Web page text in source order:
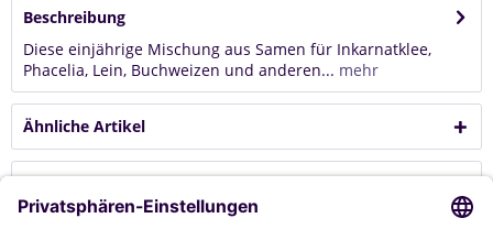
Beschreibung
Diese einjährige Mischung aus Samen für Inkarnatklee,
Phacelia, Lein, Buchweizen und anderen... mehr
Ähnliche Artikel
Kunden kauften auch